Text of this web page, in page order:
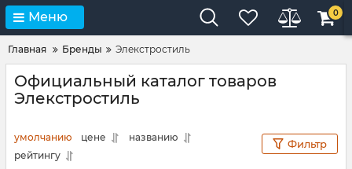
Меню 0
Главная Бренды Элекстростиль
Официальный каталог товаров
Элекстростиль
умолчанию цене
названию
рейтингу
Фильтр